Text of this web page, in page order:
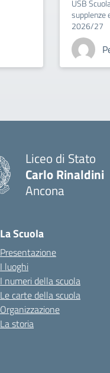
USB
supplenze
2026/27
Liceo di Stato
Carlo Rinaldini
Ancona
La Scuola
Presentazione
I luoghi
I numeri della scuola
Le carte della scuola
Organizzazione
La storia